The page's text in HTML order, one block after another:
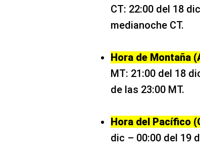
CT: 22:00 del 18
medianoche CT.​
Hora de Montaña
MT: 21:00 del 18
de las 23:00 MT.​
Hora del Pacífico
dic – 00:00 del 19